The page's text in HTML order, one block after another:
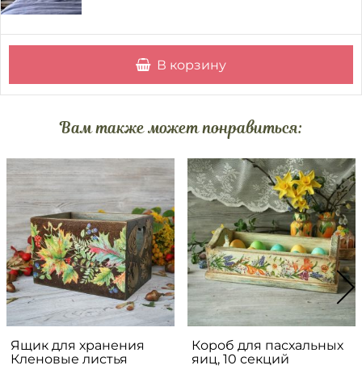
В корзину
Вам также может понравиться:
Ящик для хранения
Кленовые листья
Короб для пасхальных
яиц, 10 секций